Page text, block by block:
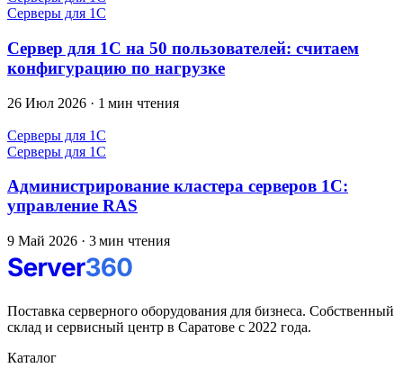
Серверы для 1С
Сервер для 1С на 50 пользователей: считаем
конфигурацию по нагрузке
26 Июл 2026 · 1 мин чтения
Серверы для 1С
Серверы для 1С
Администрирование кластера серверов 1С:
управление RAS
9 Май 2026 · 3 мин чтения
Поставка серверного оборудования для бизнеса. Собственный
склад и сервисный центр в Саратове с 2022 года.
Каталог